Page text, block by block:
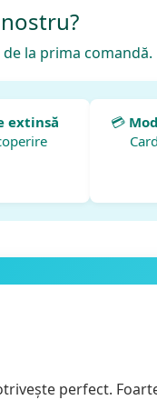
la prima comandă.
extinsă
💳
perfect.